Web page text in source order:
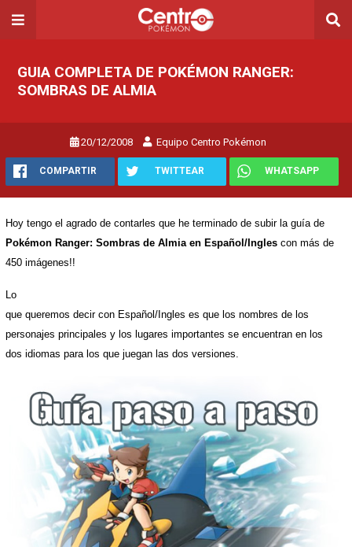
GUIA COMPLETA DE POKÉMON RANGER:
SOMBRAS DE ALMIA
20/12/2008 Equipo Centro Pokémon
COMPARTIR TWITTEAR WHATSAPP
Hoy tengo el agrado de contarles que he terminado de subir la guía de
Pokémon Ranger: Sombras de Almia en Español/Ingles con más de
450 imágenes!!
Lo
que queremos decir con Español/Ingles es que los nombres de los
personajes principales y los lugares importantes se encuentran en los
dos idiomas para los que juegan las dos versiones.